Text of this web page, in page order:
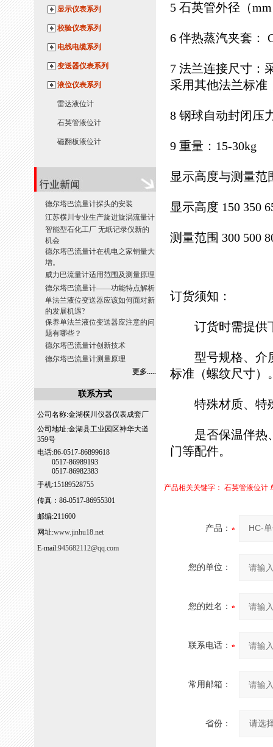
显示仪表系列
校验仪表系列
电线电缆系列
变送器仪表系列
液位仪表系列
雷达液位计
石英管液位计
磁翻板液位计
德尔塔巴流量计探头的安装
江苏横川专业生产旋进旋涡流量计
智能型石化工厂 无纸记录仪新的
机会
德尔塔巴流量计在机电之家销量大
增。
威力巴流量计适用范围及测量原理
德尔塔巴流量计——功能特点解析
单法兰液位变送器应该如何面对新
的发展机遇?
保养单法兰液位变送器应注意的问
题有哪些？
德尔塔巴流量计创新技术
德尔塔巴流量计测量原理
更多.....
联系方式
公司名称:金湖横川仪器仪表成套厂
公司地址:金湖县工业园区神华大道
359号
电话:86-0517-86899618
0517-86989193
0517-86982383
手机:15189528755
传真：86-0517-86955301
邮编:211600
网址:www.jinhu18.net
E-mail:945682112@qq.com
5 石英管外径（
6 伴热蒸汽夹套：
7 法兰连接尺寸：
采用其他法兰标准
8 钢球自动封闭压
9 重量：15-30kg
显示高度与测量范
显示高度 150 350
测量范围 300 500
订货须知：
订货时需提供
型号规格、介质
标准（螺纹尺寸）
特殊材质、特
是否保温伴热、
门等配件。
产品相关关键字： 石英管液位计
产品：
您的单位：
您的姓名：
联系电话：
常用邮箱：
省份：